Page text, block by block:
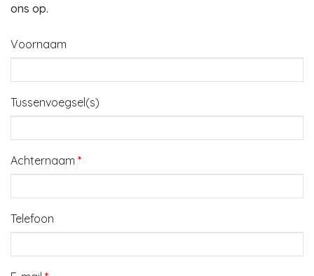
ons op.
Voornaam
Tussenvoegsel(s)
Achternaam *
Telefoon